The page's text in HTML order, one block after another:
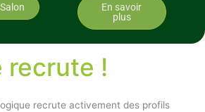
En savoir
plus
recrute !
recrute activement des profils